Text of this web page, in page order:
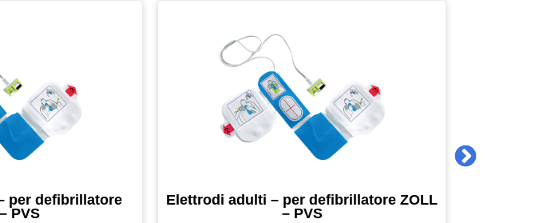
per defibrillatore
PVS
Elettrodi adulti – per defibrillatore ZOLL
– PVS